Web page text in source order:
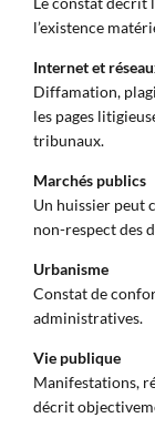
l’existence
Internet et
Diffamation,
les pages
tribunaux.
Marchés publics
Un huissier peut
non-respect des
Urbanisme
Constat de
administratives.
Vie publique
Manifestations,
décrit